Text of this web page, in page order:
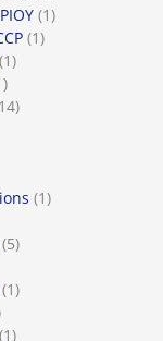
προϊόν
11
11
11
1
προϊόν
1414
11
55
11
προϊόντα
11